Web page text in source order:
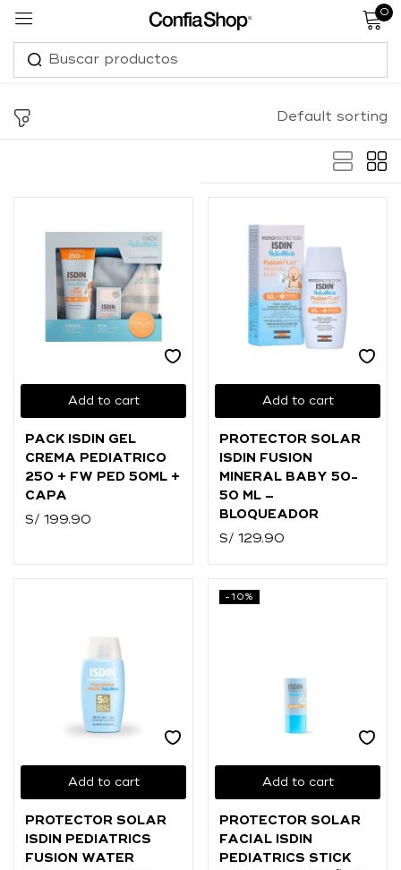
0
Default sorting
Add to cart
PACK ISDIN GEL
CREMA PEDIATRICO
250 + FW PED 50ML +
CAPA
S/ 199.90
Add to cart
PROTECTOR SOLAR
ISDIN FUSION
MINERAL BABY 50-
50 ML –
BLOQUEADOR
S/ 129.90
Add to cart
PROTECTOR SOLAR
ISDIN PEDIATRICS
FUSION WATER
Add to cart
-10%
PROTECTOR SOLAR
FACIAL ISDIN
PEDIATRICS STICK
Sign in
Create an account
Ingresar conFacebook
Continuar conGoogle